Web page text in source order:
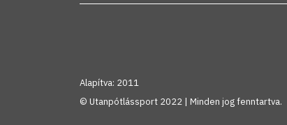
Alapítva: 2011
© Utanpótlássport 2022 | Minden jog fenntartva.